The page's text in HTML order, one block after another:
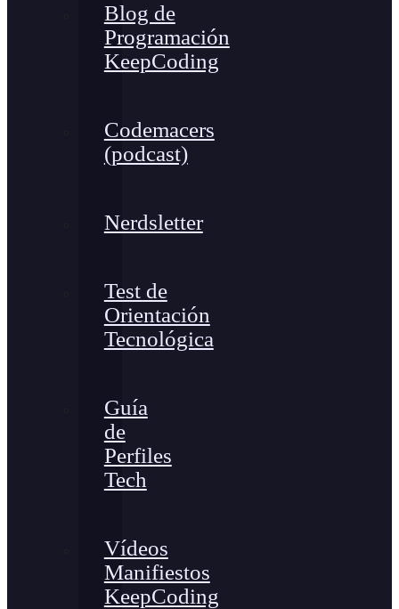
Blog de
Programación
KeepCoding
Codemacers
(podcast)
Nerdsletter
Test de
Orientación
Tecnológica
Guía
de
Perfiles
Tech
Vídeos
Manifiestos
KeepCoding